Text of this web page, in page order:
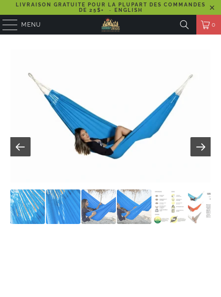
LIVRAISON GRATUITE POUR LA PLUPART DES COMMANDES
DE 25$+
- ENGLISH
MENU 0